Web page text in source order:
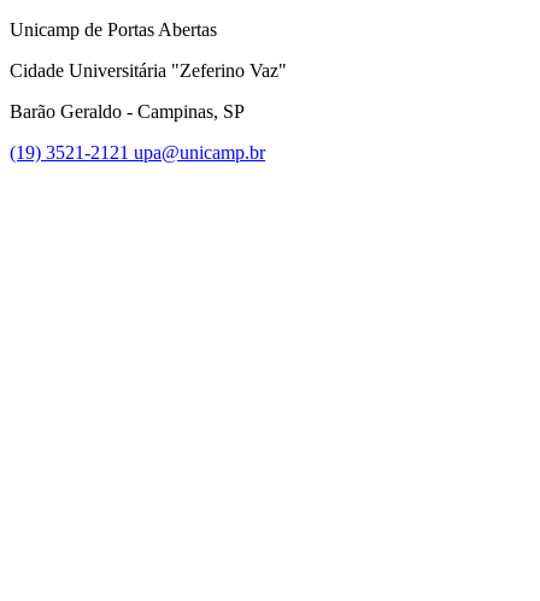
Unicamp de Portas Abertas
Cidade Universitária "Zeferino Vaz"
Barão Geraldo - Campinas, SP
(19) 3521-2121 upa@unicamp.br